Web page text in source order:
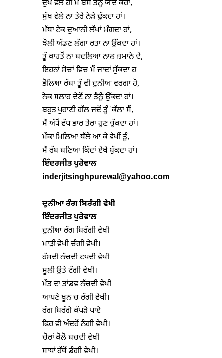
ਦੁੱਖ ਵੇਲੇ ਹੀ ਮੈਂ ਬਸ ਤੈਨੂੰ ਯਾਦ ਕਰਾਂ,
ਸੁੱਖ ਵੇਲੇ ਨਾ ਤੇਰੇ ਨੇੜੇ ਢੁੱਕਦਾ ਹਾਂ।
ਮੱਥਾ ਟੇਕ ਦੁਆਨੀ ਲੱਖਾਂ ਮੰਗਦਾ ਹਾਂ,
ਝੋਲੀ ਅੱਡਣ ਲੱਗਾ ਰਤਾ ਨਾ ਉੱਕਦਾ ਹਾਂ।
ਤੂੰ ਕਾਹਤੋਂ ਨਾ ਬਦਲਿਆ ਨਾਲ ਜ਼ਮਾਨੇ ਦੇ,
ਇਹਨਾਂ ਸੋਚਾਂ ਵਿਚ ਮੈਂ ਜਾਦਾਂ ਸੁੱਕਦਾ ਹ
ਭੋਲਿਆ ਰੱਬਾ ਤੂੰ ਵੀ ਦੁਨੀਆ ਵਰਗਾ ਹੋ,
ਨੇਕ ਸਲਾਹ ਦੇਣੋਂ ਨਾ ਤੈਨੂੰ ਉੱਕਦਾ ਹਾਂ।
ਬਹੁਤ ਪੁਰਾਣੀ ਗੱਲ ਜਦੋਂ ਤੂੰ 'ਕੱਲਾ ਸੈਂ,
ਮੈਂ ਅੱਧੋਂ ਵੱਧ ਭਾਰ ਤੇਰਾ ਹੁਣ ਚੁੱਕਦਾ ਹਾਂ।
ਮੌਕਾ ਮਿਲਿਆ ਥੱਲੇ ਆ ਕੇ ਵੇਖੀਂ ਤੂੰ,
ਇੰਦਰਜੀਤ ਪੁਰੇਵਾਲ
inderjitsinghpurewal@yahoo.com
ਦੁਨੀਆ ਰੰਗ ਬਿਰੰਗੀ ਵੇਖੀ
ਇੰਦਰਜੀਤ ਪੁਰੇਵਾਲ
ਦੁਨੀਆ ਰੰਗ ਬਿਰੰਗੀ ਵੇਖੀ
ਮਾੜੀ ਵੇਖੀ ਚੰਗੀ ਵੇਖੀ।
ਹੱਸਦੀ ਨੱਚਦੀ ਟਪਦੀ ਵੇਖੀ
ਸੂਲੀ ਉਤੇ ਟੰਗੀ ਵੇਖੀ।
ਮੌਤ ਦਾ ਤਾਂਡਵ ਨੱਚਦੀ ਵੇਖੀ
ਆਪਣੇ ਖੂਨ ਚ ਰੰਗੀ ਵੇਖੀ।
ਰੰਗ ਬਿਰੰਗੇ ਕੱਪੜੇ ਪਾਏ
ਫਿਰ ਵੀ ਅੰਦਰੋਂ ਨੰਗੀ ਵੇਖੀ।
ਚੋਰਾਂ ਕੋਲੋ ਬਚਦੀ ਵੇਖੀ
ਸਾਧਾਂ ਹੱਥੋਂ ਡੰਗੀ ਵੇਖੀ।